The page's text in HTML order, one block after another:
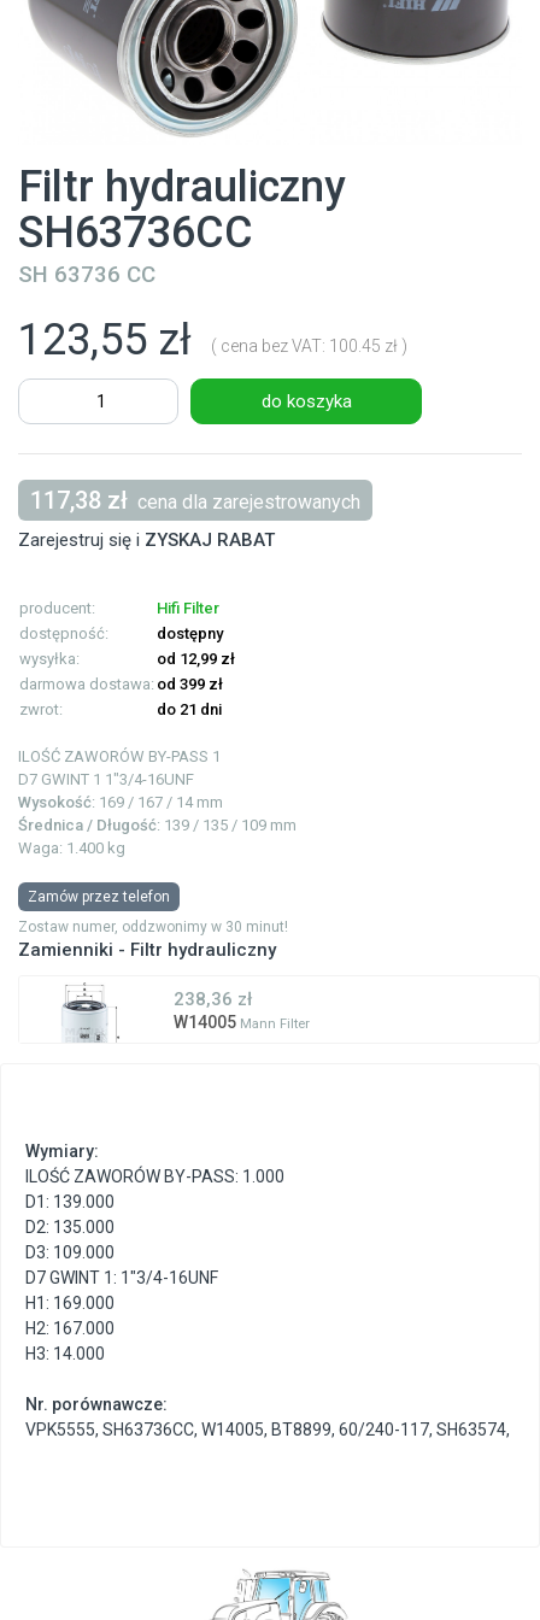
Filtr hydrauliczny
SH63736CC
SH 63736 CC
123,55 zł ( cena bez VAT: 100.45 zł )
do koszyka
117,38 zł cena dla zarejestrowanych
Zarejestruj się i ZYSKAJ RABAT
producent:
Hifi Filter
dostępność:
dostępny
wysyłka:
od 12,99 zł
darmowa dostawa: od 399 zł
zwrot:
do 21 dni
ILOŚĆ ZAWORÓW BY-PASS 1
D7 GWINT 1 1"3/4-16UNF
Wysokość: 169 / 167 / 14 mm
Średnica / Długość: 139 / 135 / 109 mm
Waga: 1.400 kg
Zamów przez telefon
Zostaw numer, oddzwonimy w 30 minut!
Zamienniki - Filtr hydrauliczny
238,36 zł
W14005 Mann Filter
Wymiary:
ILOŚĆ ZAWORÓW BY-PASS: 1.000
D1: 139.000
D2: 135.000
D3: 109.000
D7 GWINT 1: 1"3/4-16UNF
H1: 169.000
H2: 167.000
H3: 14.000
Nr. porównawcze:
VPK5555, SH63736CC, W14005, BT8899, 60/240-117, SH63574,